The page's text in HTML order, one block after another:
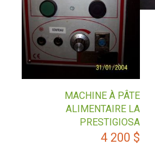
MACHINE À PÂTE
ALIMENTAIRE LA
PRESTIGIOSA
4 200 $